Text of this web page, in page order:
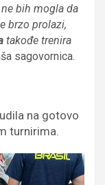
bih mogla da
brzo prolazi,
takođe trenira
sagovornica.
na gotovo
turnirima.